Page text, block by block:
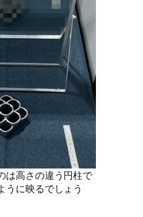
は高さの違う円柱で
うに映るでしょう